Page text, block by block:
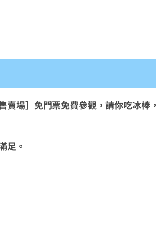
賣場］免門票免費參觀，請你吃冰棒，
足。